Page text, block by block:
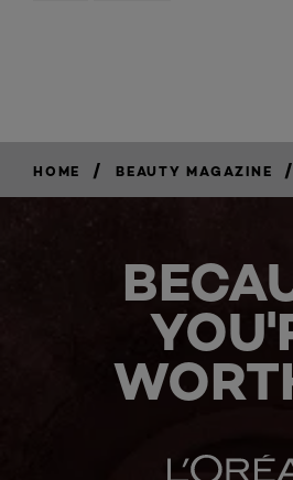
HOME / BEAUTY MAGAZINE /